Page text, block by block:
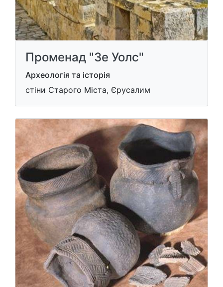
Променад "Зе Уолс"
Археологія та історія
стіни Старого Міста, Єрусалим